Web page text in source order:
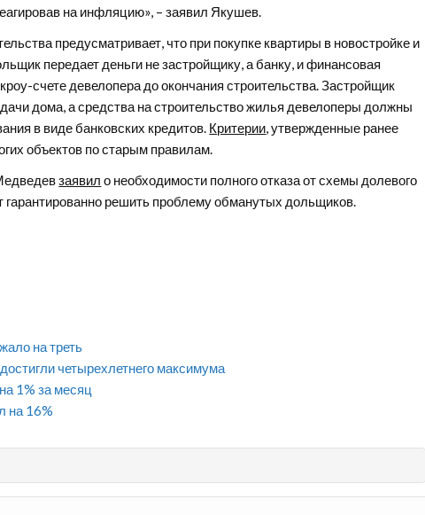
на инфляцию», – заявил Якушев.
предусматривает, что при покупке квартиры в новостройке и
передает деньги не застройщику, а банку, и финансовая
счете девелопера до окончания строительства. Застройщик
дома, а средства на строительство жилья девелоперы должны
в виде банковских кредитов. Критерии, утвержденные ранее
объектов по старым правилам.
заявил о необходимости полного отказа от схемы долевого
гарантированно решить проблему обманутых дольщиков.
на треть
четырехлетнего максимума
1% за месяц
на 16%